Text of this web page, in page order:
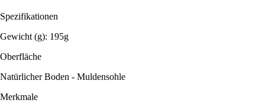
Spezifikationen
Gewicht (g): 195g
Oberfläche
Natürlicher Boden - Muldensohle
Merkmale